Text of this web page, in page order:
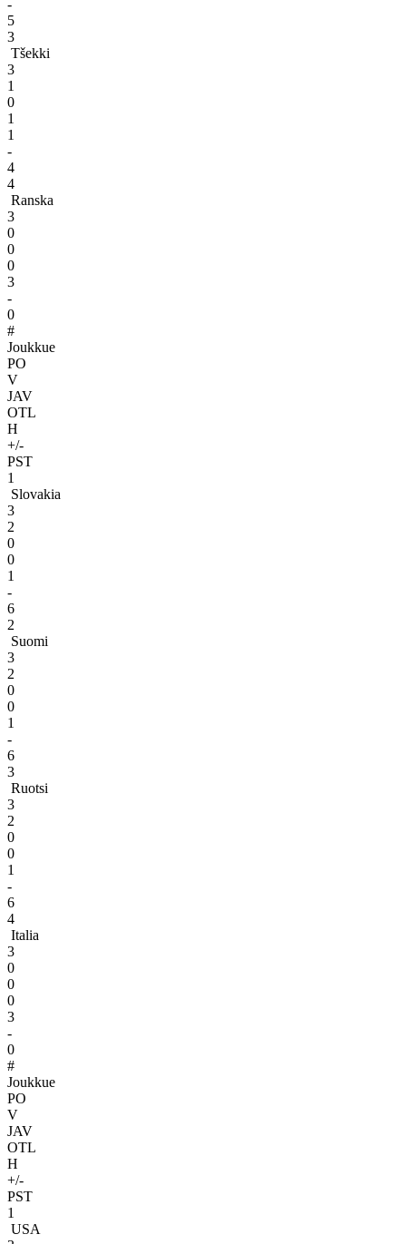
-
5
3
Tšekki
3
1
0
1
1
-
4
4
Ranska
3
0
0
0
3
-
0
#
Joukkue
PO
V
JAV
OTL
H
+/-
PST
1
Slovakia
3
2
0
0
1
-
6
2
Suomi
3
2
0
0
1
-
6
3
Ruotsi
3
2
0
0
1
-
6
4
Italia
3
0
0
0
3
-
0
#
Joukkue
PO
V
JAV
OTL
H
+/-
PST
1
USA